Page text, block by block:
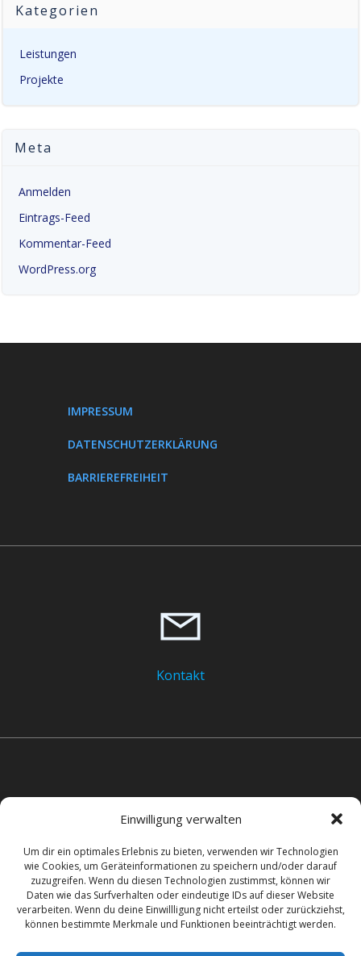
Einwilligung verwalten
Um dir ein optimales Erlebnis zu bieten, verwenden wir Technologien
wie Cookies, um Geräteinformationen zu speichern und/oder darauf
zuzugreifen. Wenn du diesen Technologien zustimmst, können wir
Daten wie das Surfverhalten oder eindeutige IDs auf dieser Website
verarbeiten. Wenn du deine Einwillligung nicht erteilst oder zurückziehst,
können bestimmte Merkmale und Funktionen beeinträchtigt werden.
Kategorien
Leistungen
Projekte
Meta
Anmelden
Eintrags-Feed
Kommentar-Feed
WordPress.org
IMPRESSUM
DATENSCHUTZERKLÄRUNG
BARRIEREFREIHEIT
Kontakt
+49 511 60 42 100